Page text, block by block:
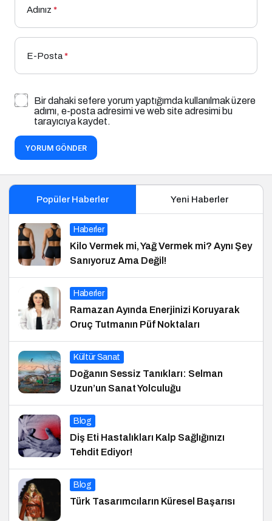
Adınız *
E-Posta*
Bir dahaki sefere yorum yaptığımda kullanılmak üzere
adımı, e-posta adresimi ve web site adresimi bu
tarayıcıya kaydet.
YORUM GÖNDER
Popüler Haberler Yeni Haberler
Haberler
Kilo Vermek mi, Yağ Vermek mi? Aynı Şey
Sanıyoruz Ama Değil!
Haberler
Ramazan Ayında Enerjinizi Koruyarak
Oruç Tutmanın Püf Noktaları
Kültür Sanat
Doğanın Sessiz Tanıkları: Selman
Uzun’un Sanat Yolculuğu
Blog
Diş Eti Hastalıkları Kalp Sağlığınızı
Tehdit Ediyor!
Blog
Türk Tasarımcıların Küresel Başarısı